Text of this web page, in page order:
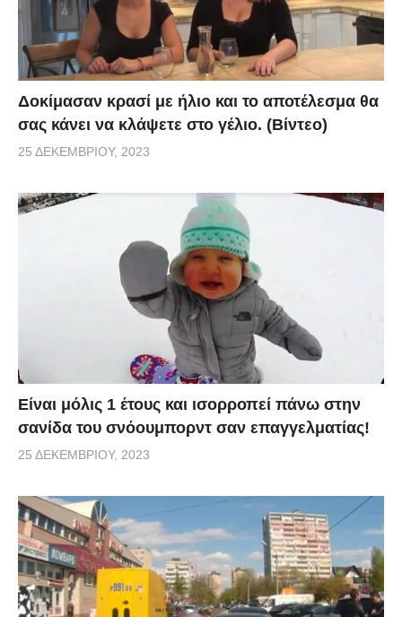
Δοκίμασαν κρασί με ήλιο και το αποτέλεσμα θα
σας κάνει να κλάψετε στο γέλιο. (Βίντεο)
25 ΔΕΚΕΜΒΡΊΟΥ, 2023
Είναι μόλις 1 έτους και ισορροπεί πάνω στην
σανίδα του σνόουμπορντ σαν επαγγελματίας!
25 ΔΕΚΕΜΒΡΊΟΥ, 2023